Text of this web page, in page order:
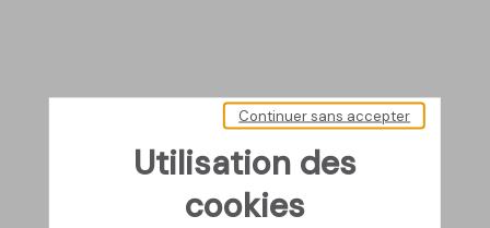
Utilisation des
cookies
Continuer sans accepter